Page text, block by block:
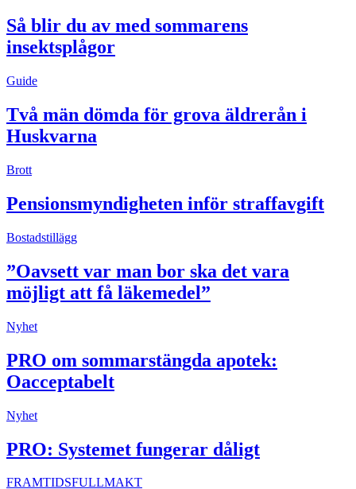
Så blir du av med sommarens
insektsplågor
Guide
Två män dömda för grova äldrerån i
Huskvarna
Brott
Pensionsmyndigheten inför straffavgift
Bostadstillägg
”Oavsett var man bor ska det vara
möjligt att få läkemedel”
Nyhet
PRO om sommarstängda apotek:
Oacceptabelt
Nyhet
PRO: Systemet fungerar dåligt
FRAMTIDSFULLMAKT